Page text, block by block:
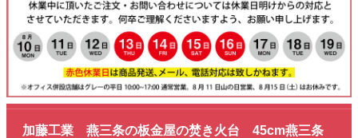
加藤工業 燕三条の板金屋の焚き火台 45cm燕三条